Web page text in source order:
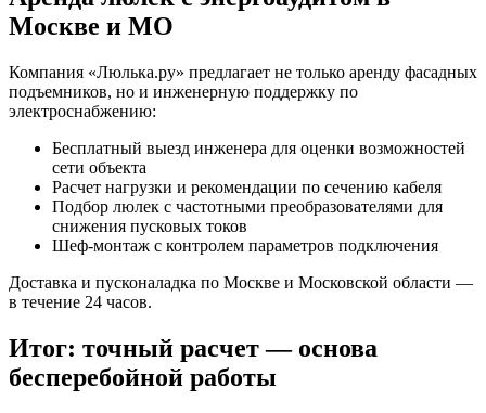
Москве и МО
Компания «Люлька.ру» предлагает не только аренду фасадных
подъемников, но и инженерную поддержку по
электроснабжению:
Бесплатный выезд инженера для оценки возможностей
сети объекта
Расчет нагрузки и рекомендации по сечению кабеля
Подбор люлек с частотными преобразователями для
снижения пусковых токов
Шеф-монтаж с контролем параметров подключения
Доставка и пусконаладка по Москве и Московской области —
в течение 24 часов.
Итог: точный расчет — основа
бесперебойной работы